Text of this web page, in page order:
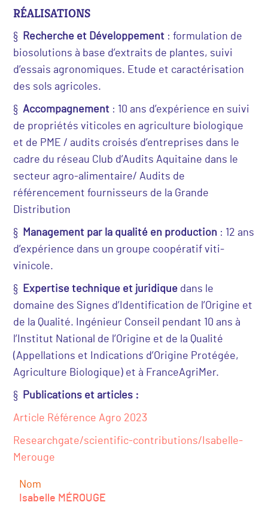
Nom
Isabelle MÉROUGE
RÉALISATIONS
§ Recherche et Développement : formulation de
biosolutions à base d’extraits de plantes, suivi
d’essais agronomiques. Etude et caractérisation
des sols agricoles.
§Accompagnement : 10 ans d’expérience en suivi
de propriétés viticoles en agriculture biologique
et de PME / audits croisés d’entreprises dans le
cadre du réseau Club d’Audits Aquitaine dans le
secteur agro-alimentaire/ Audits de
référencement fournisseurs de la Grande
Distribution
§ Management par la qualité en production : 12 ans
d’expérience dans un groupe coopératif viti-
vinicole.
§ Expertise technique et juridique dans le
domaine des Signes d’Identification de l’Origine et
de la Qualité. Ingénieur Conseil pendant 10 ans à
l’Institut National de l’Origine et de la Qualité
(Appellations et Indications d’Origine Protégée,
Agriculture Biologique) et à FranceAgriMer.
§ Publications et articles :
Article Référence Agro 2023
Researchgate/scientific-contributions/Isabelle-
Merouge